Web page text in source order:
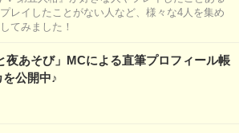
レイしたことがない人など、様々な4人を集め
てみました！
夜あそび」MCによる直筆プロフィール帳
公開中♪